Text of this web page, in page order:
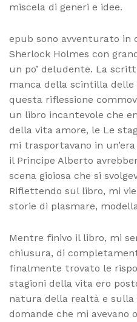
miscela di generi e idee.
epub sono avventurato in
Sherlock Holmes con
un po’ deludente. La
manca della scintilla
questa riflessione
un libro incantevole che
della vita amore, le Le
mi trasportavano in
il Principe Alberto
scena gioiosa che si
Riflettendo sul libro, mi
storie di plasmare,
Mentre finivo il libro, mi
chiusura, di
finalmente trovato le
stagioni della vita ero
natura della realtà e sulla
domande che mi avevano